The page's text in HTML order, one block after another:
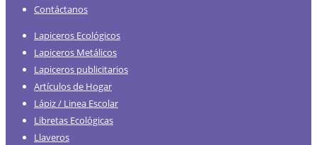
Contáctanos
Lapiceros Ecológicos
Lapiceros Metálicos
Lapiceros publicitarios
Artículos de Hogar
Lápiz / Linea Escolar
Libretas Ecológicas
Llaveros